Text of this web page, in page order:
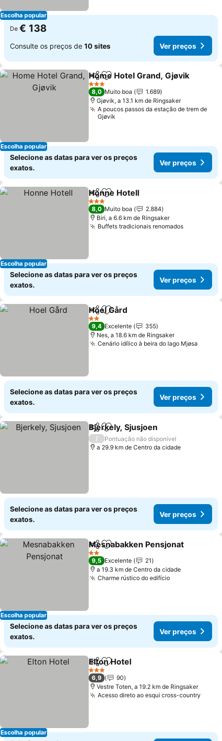
Escolha popular
De € 138
Consulte os preços de 10 sites Ver preços
Escolha popular
PartilharAdicionar aos favoritos
Home Hotel Grand, Gjøvik
3 Estrelas
8,0 Muito boa
1.689
Gjøvik, a 13.1 km de Ringsaker
A poucos passos da estação de trem de
Gjøvik
Selecione as datas para ver os preços
exatos.
Ver preços
Escolha popular
PartilharAdicionar aos favoritos
Honne Hotell
3 Estrelas
8,0 Muito boa
2.884
Biri, a 6.6 km de Ringsaker
Buffets tradicionais renomados
Selecione as datas para ver os preços
exatos.
Ver preços
PartilharAdicionar aos favoritos
Hoel Gård
2 Estrelas
9,4 Excelente
355
Nes, a 18.6 km de Ringsaker
Cenário idílico à beira do lago Mjøsa
Selecione as datas para ver os preços
exatos.
Ver preços
PartilharAdicionar aos favoritos
Bjerkely, Sjusjoen
/
Pontuação não disponível
a 29.9 km de Centro da cidade
Selecione as datas para ver os preços
exatos.
Ver preços
Escolha popular
PartilharAdicionar aos favoritos
Mesnabakken Pensjonat
2 Estrelas
9,5 Excelente
21
a 19.3 km de Centro da cidade
Charme rústico do edifício
Selecione as datas para ver os preços
exatos.
Ver preços
Escolha popular
PartilharAdicionar aos favoritos
Elton Hotel
3 Estrelas
6,9
90
Vestre Toten, a 19.2 km de Ringsaker
Acesso direto ao esqui cross-country